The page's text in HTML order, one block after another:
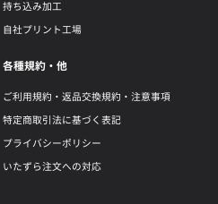
持ち込み加工
自社プリント工場
各種規約・他
ご利用規約・返品交換規約・注意事項
特定商取引法に基づく表記
プライバシーポリシー
いたずら注文への対応